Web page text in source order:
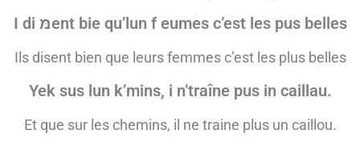
I di מּent bie qu’lun f eumes c’est les pus belles
Ils disent bien que leurs femmes c’est les plus belles
Yek sus lun k’mins, i n’traîne pus in caillau.
Et que sur les chemins, il ne traine plus un caillou.